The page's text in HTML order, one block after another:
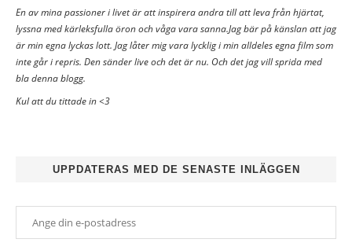
En av mina passioner i livet är att inspirera andra till att leva från hjärtat,
lyssna med kärleksfulla öron och våga vara sanna.Jag bär på känslan att jag
är min egna lyckas lott. Jag låter mig vara lycklig i min alldeles egna film som
inte går i repris. Den sänder live och det är nu. Och det jag vill sprida med
bla denna blogg.
Kul att du tittade in <3
UPPDATERAS MED DE SENASTE INLÄGGEN